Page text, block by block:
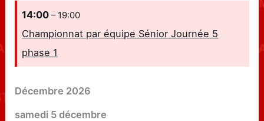
14:00– 19:00
Championnat par équipe Sénior Journée 5
phase 1
Décembre 2026
samedi 5 décembre